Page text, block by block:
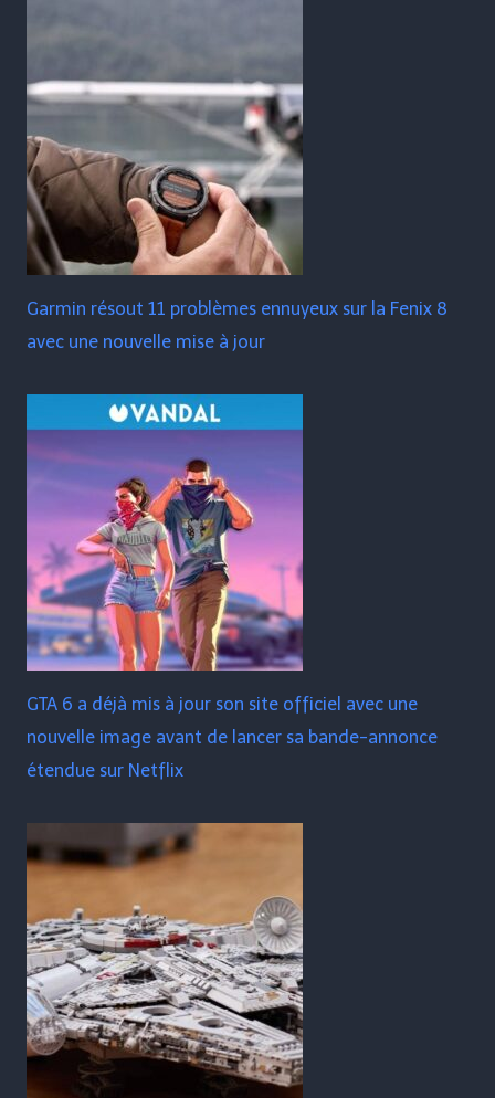
Garmin résout 11 problèmes ennuyeux sur la Fenix ​​​​8
avec une nouvelle mise à jour
GTA 6 a déjà mis à jour son site officiel avec une
nouvelle image avant de lancer sa bande-annonce
étendue sur Netflix